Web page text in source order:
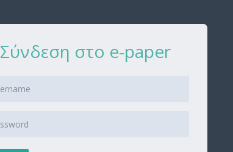
Σύνδεση στο e-paper